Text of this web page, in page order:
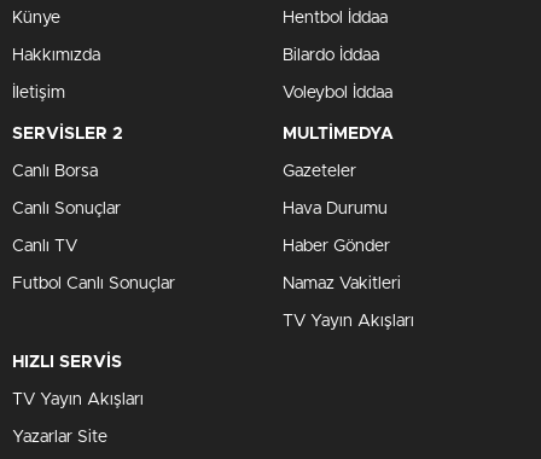
Künye
Hakkımızda
İletişim
Hentbol İddaa
Bilardo İddaa
Voleybol İddaa
SERVİSLER 2
Canlı Borsa
Canlı Sonuçlar
Canlı TV
Futbol Canlı Sonuçlar
MULTİMEDYA
Gazeteler
Hava Durumu
Haber Gönder
Namaz Vakitleri
TV Yayın Akışları
HIZLI SERVİS
TV Yayın Akışları
Yazarlar Site